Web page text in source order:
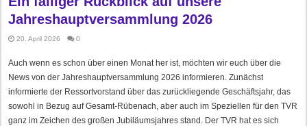
Jahreshauptversammlung 2026
20. April 2026 0
Auch wenn es schon über einen Monat her ist, möchten wir euch über die
News von der Jahreshauptversammlung 2026 informieren. Zunächst
informierte der Ressortvorstand über das zurückliegende Geschäftsjahr, das
sowohl in Bezug auf Gesamt-Rübenach, aber auch im Speziellen für den TVR
ganz im Zeichen des großen Jubiläumsjahres stand. Der TVR hat es sich